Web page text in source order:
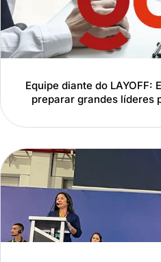
Equipe diante do LAYOFF:
preparar grandes líderes